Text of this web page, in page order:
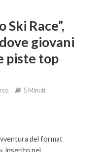
Ski Race”,
giovani
piste top
5 Minuti
del format
inserito nel